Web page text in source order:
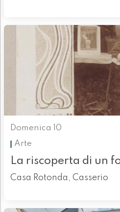
Domenica 10
Arte
La riscoperta di un
Casa Rotonda, Casserio